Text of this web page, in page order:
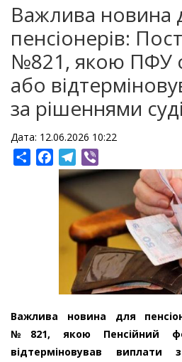
Важлива новина
пенсіонерів:
№821, якою ПФУ
або
за рішеннями
Дата: 12.06.2026 10:22
ShareFacebookTelegram
Важлива новина для
№821, якою Пенсійний
відтерміновував виплати